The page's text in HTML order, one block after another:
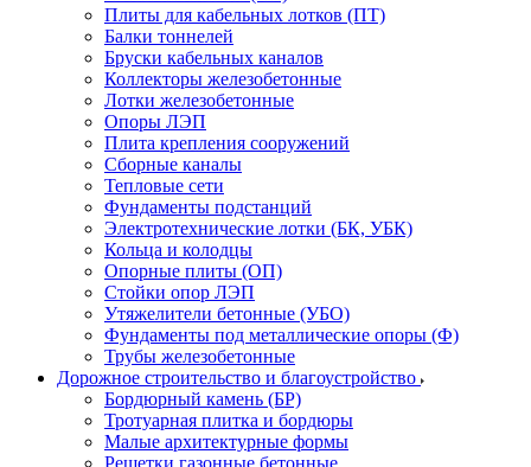
Плиты для кабельных лотков (ПТ)
Балки тоннелей
Бруски кабельных каналов
Коллекторы железобетонные
Лотки железобетонные
Опоры ЛЭП
Плита крепления сооружений
Сборные каналы
Тепловые сети
Фундаменты подстанций
Электротехнические лотки (БК, УБК)
Кольца и колодцы
Опорные плиты (ОП)
Стойки опор ЛЭП
Утяжелители бетонные (УБО)
Фундаменты под металлические опоры (Ф)
Трубы железобетонные
Дорожное строительство и благоустройство
Бордюрный камень (БР)
Тротуарная плитка и бордюры
Малые архитектурные формы
Решетки газонные бетонные